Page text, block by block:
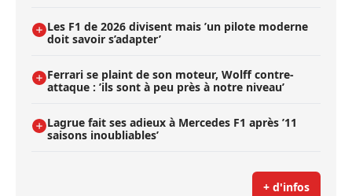
Les F1 de 2026 divisent mais ’un pilote moderne
doit savoir s’adapter’
Ferrari se plaint de son moteur, Wolff contre-
attaque : ’ils sont à peu près à notre niveau’
Lagrue fait ses adieux à Mercedes F1 après ’11
saisons inoubliables’
+ d'infos